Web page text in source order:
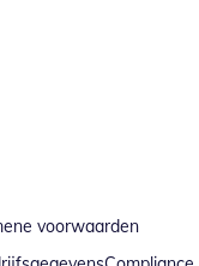
venster
nieuw venster
voorwaarden